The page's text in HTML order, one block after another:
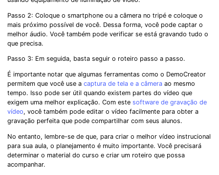
Passo 2: Coloque o smartphone ou a câmera no tripé e coloque o
mais próximo possível de você. Dessa forma, você pode captar o
melhor áudio. Você também pode verificar se está gravando tudo o
que precisa.
Passo 3: Em seguida, basta seguir o roteiro passo a passo.
É importante notar que algumas ferramentas como o DemoCreator
permitem que você use a captura de tela e a câmera ao mesmo
tempo. Isso pode ser útil quando existem partes do vídeo que
exigem uma melhor explicação. Com este software de gravação de
vídeo, você também pode editar o vídeo facilmente para obter a
gravação perfeita que pode compartilhar com seus alunos.
No entanto, lembre-se de que, para criar o melhor vídeo instrucional
para sua aula, o planejamento é muito importante. Você precisará
determinar o material do curso e criar um roteiro que possa
acompanhar.